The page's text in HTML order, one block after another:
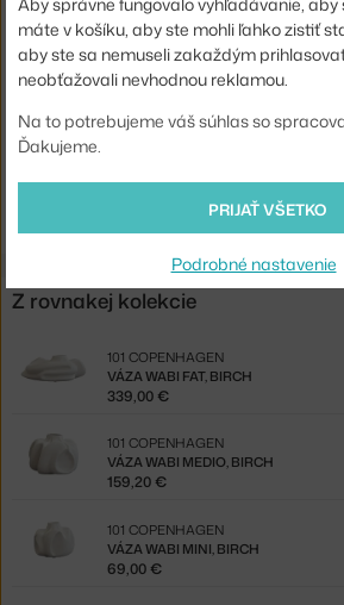
Farba:
biela
Materiál:
keramika
Kód produktu 1CP-243031
EAN
4251501411994
Jste z Česka? Přejděte naVáza Wabi Big,
Shopping from the EU? Switch toWabi
Z rovnakej kolekcie
VÁZA WABI FAT, BIRCH
101 COPENHAGEN
339,00 €
VÁZA WABI MEDIO, BIRCH
101 COPENHAGEN
159,20 €
VÁZA WABI MINI, BIRCH
101 COPENHAGEN
69,00 €
máte v košíku, aby ste mohli ľahko zistiť
aby ste sa nemuseli zakaždým
neobťažovali nevhodnou reklamou.
Na to potrebujeme váš súhlas so
Ďakujeme.
PRIJAŤ VŠETKO
Podrobné nastavenie